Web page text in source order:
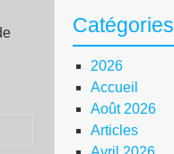
Catégories
2026
Accueil
Août 2026
Articles